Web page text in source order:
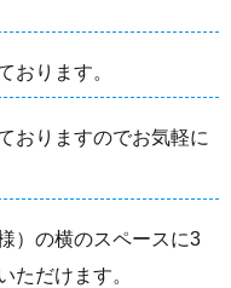
おります。
おりますのでお気軽に
）の横のスペースに3
ただけます。